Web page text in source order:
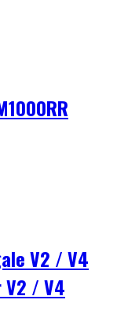
V2 / V4
/ V4